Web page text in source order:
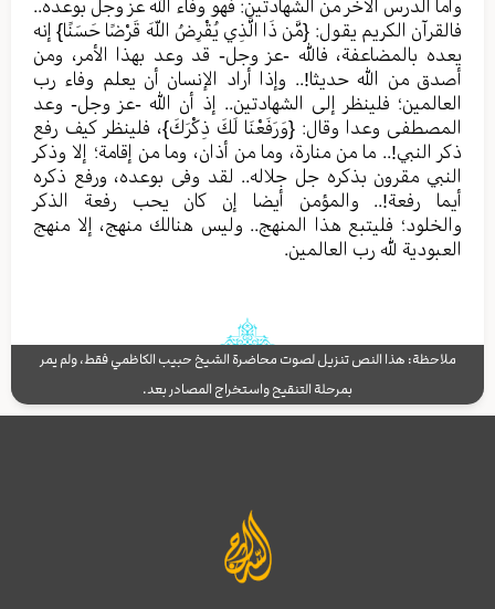
وأما الدرس الآخر من الشهادتين: فهو وفاء الله عز وجل بوعده..
فالقرآن الكريم يقول: {مَّن ذَا الَّذِي يُقْرِضُ اللّهَ قَرْضًا حَسَنًا} إنه
يعده بالمضاعفة، فالله -عز وجل- قد وعد بهذا الأمر، ومن
أصدق من الله حديثا!.. وإذا أراد الإنسان أن يعلم وفاء رب
العالمين؛ فلينظر إلى الشهادتين.. إذ أن الله -عز وجل- وعد
المصطفى وعدا وقال: {وَرَفَعْنَا لَكَ ذِكْرَكَ}، فلينظر كيف رفع
ذكر النبي!.. ما من منارة، وما من أذان، وما من إقامة؛ إلا وذكر
النبي مقرون بذكره جل جلاله.. لقد وفى بوعده، ورفع ذكره
أيما رفعة!.. والمؤمن أيضا إن كان يحب رفعة الذكر
والخلود؛ فليتبع هذا المنهج.. وليس هنالك منهج، إلا منهج
العبودية لله رب العالمين.
ملاحظة: هذا النص تنزيل لصوت محاضرة الشيخ حبيب الكاظمي فقط، ولم يمر
بمرحلة التنقيح واستخراج المصادر بعد.